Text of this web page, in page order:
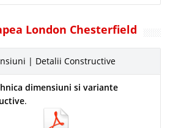
London Chesterfield
| Detalii Constructive
dimensiuni si variante
.